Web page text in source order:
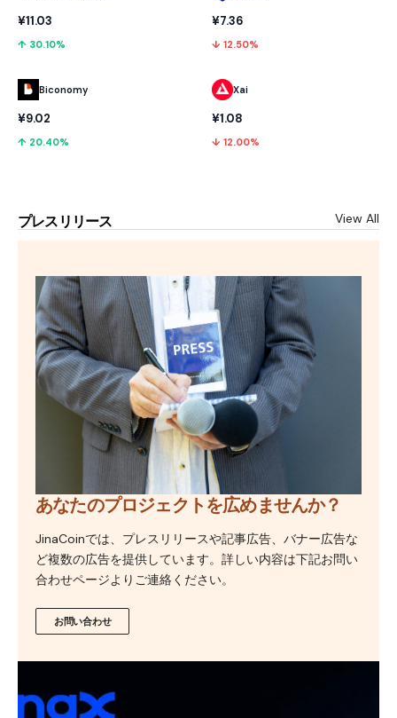
¥11.03
↑ 30.10%
Biconomy
¥9.02
↑ 20.40%
¥7.36
↓ 12.50%
Xai
¥1.08
↓ 12.00%
プレスリリース View All
あなたのプロジェクトを広めませんか？
JinaCoinでは、プレスリリースや記事広告、バナー広告な
ど複数の広告を提供しています。詳しい内容は下記お問い
合わせページよりご連絡ください。
お問い合わせ